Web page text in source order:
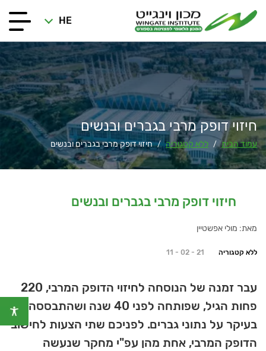
HE
חיזוי דופק מרבי בגברים ובנשים
עמוד הבית / ללא קטגוריה / חיזוי דופק מרבי בגברים ובנשים
חיזוי דופק מרבי בגברים ובנשים
מאת: מולי אפשטיין
ללא קטגוריה 11 - 02 - 21
עבר זמנה של הנוסחה לחיזוי הדופק המרבי, 220
פחות הגיל, שפותחה לפני 40 שנה ושהתבססה
בעיקר על נתוני גברים. לפניכם שתי הצעות לחישוב
הדופק המרבי, אחת מהן עפ"י מחקר שנעשה